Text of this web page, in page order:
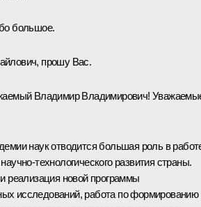
большое.
прошу Вас.
Владимир Владимирович!
наук отводится большая роль в
технологического развития страны.
реализация новой программы
исследований, работа по формированию